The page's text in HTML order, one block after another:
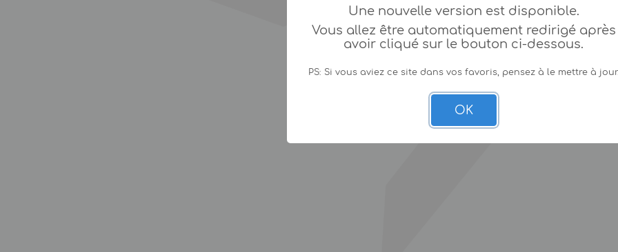
Une nouvelle version est disponible.
Vous allez être automatiquement redirigé après
avoir cliqué sur le bouton ci-dessous.
PS: Si vous aviez ce site dans vos favoris, pensez à le mettre à
OK